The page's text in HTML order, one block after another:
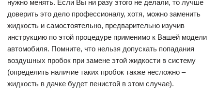
нужно менять. Если Вы ни разу этого не делали, то лучше
доверить это дело профессионалу, хотя, можно заменить
жидкость и самостоятельно, предварительно изучив
инструкцию по этой процедуре применимо к Вашей модели
автомобиля. Помните, что нельзя допускать попадания
воздушных пробок при замене этой жидкости в систему
(определить наличие таких пробок также несложно –
жидкость в дачке будет пенистой в этом случае).